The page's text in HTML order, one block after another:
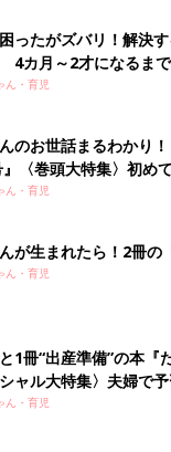
ったがズバリ！解決
カ月～2才になるま
！
ん・育児
のお世話まるわかり
〈巻頭大特集〉初め
ぱい・ミルクの基本
ん・育児
が生まれたら！2冊の
ん・育児
1冊“出産準備”の本『
シャル大特集〉夫婦で
ん・育児